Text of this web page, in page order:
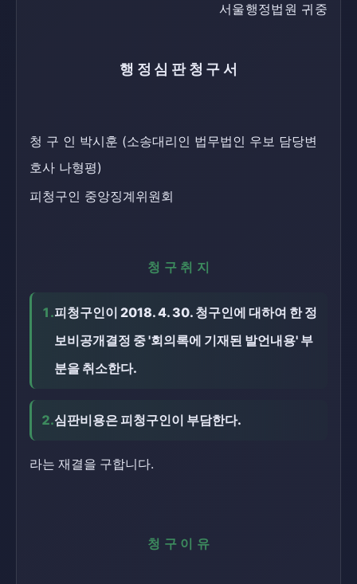
서울행정법원 귀중
행정심판청구서
청 구 인 박시훈 (소송대리인 법무법인 우보 담당변
호사 나형평)
피청구인 중앙징계위원회
청구취지
1.피청구인이 2018. 4. 30. 청구인에 대하여 한 정
보비공개결정 중 '회의록에 기재된 발언내용' 부
분을 취소한다.
2.심판비용은 피청구인이 부담한다.
라는 재결을 구합니다.
청구이유